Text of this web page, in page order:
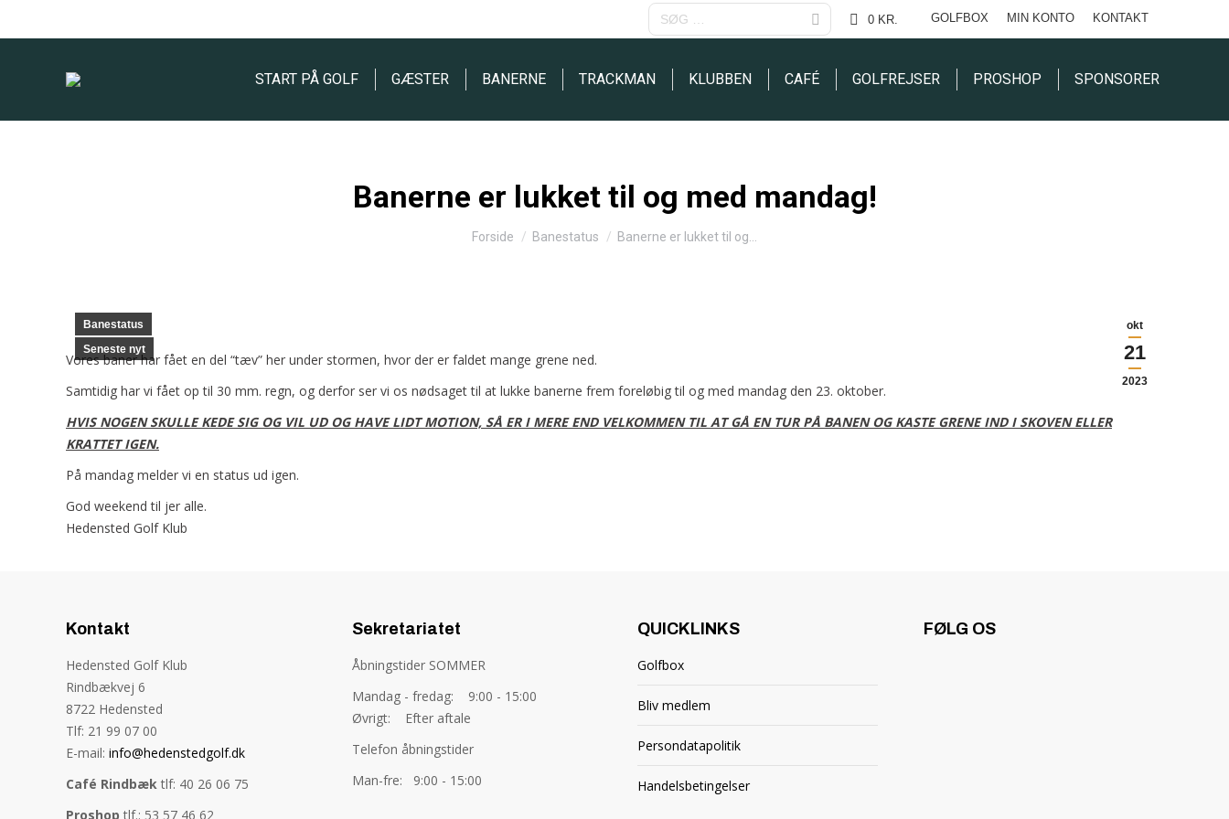
SEARCH:
GOLFBOX MIN KONTO KONTAKT
0 KR.
START PÅ GOLF GÆSTER BANERNE TRACKMAN KLUBBEN CAFÉ GOLFREJSER PROSHOP SPONSORER
Banerne er lukket til og med mandag!
You are here:
Forside Banestatus Banerne er lukket til og…
okt
21
2023
Banestatus
Seneste nyt
Vores baner har fået en del “tæv” her under stormen, hvor der er faldet mange grene ned.
Samtidig har vi fået op til 30 mm. regn, og derfor ser vi os nødsaget til at lukke banerne frem foreløbig til og med mandag den 23. oktober.
HVIS NOGEN SKULLE KEDE SIG OG VIL UD OG HAVE LIDT MOTION, SÅ ER I MERE END VELKOMMEN TIL AT GÅ EN TUR PÅ BANEN OG KASTE GRENE IND I SKOVEN ELLER
KRATTET IGEN.
På mandag melder vi en status ud igen.
God weekend til jer alle.
​​​​​​​Hedensted Golf Klub
Kontakt
Hedensted Golf Klub
Rindbækvej 6
8722 Hedensted
Tlf: 21 99 07 00
E-mail: info@hedenstedgolf.dk
Café Rindbæktlf: 40 26 06 75
Proshop tlf.: 53 57 46 62
Sekretariatet
Åbningstider SOMMER
Mandag - fredag: 9:00 - 15:00
Øvrigt: Efter aftale
Telefon åbningstider
Man-fre: 9:00 - 15:00
QUICKLINKS
Golfbox
Bliv medlem
Persondatapolitik
Handelsbetingelser
FØLG OS